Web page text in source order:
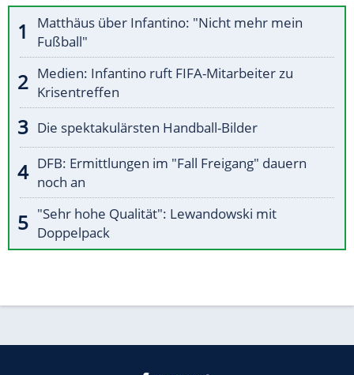
Matthäus über Infantino: "Nicht mehr mein
Fußball"
Medien: Infantino ruft FIFA-Mitarbeiter zu
Krisentreffen
Die spektakulärsten Handball-Bilder
DFB: Ermittlungen im "Fall Freigang" dauern
noch an
"Sehr hohe Qualität": Lewandowski mit
Doppelpack